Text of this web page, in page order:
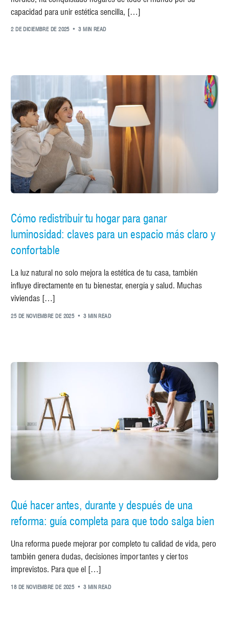
capacidad para unir estética sencilla, […]
2 DE DICIEMBRE DE 2025 3 MIN READ
Cómo redistribuir tu hogar para ganar
luminosidad: claves para un espacio más claro y
confortable
La luz natural no solo mejora la estética de tu casa, también
influye directamente en tu bienestar, energía y salud. Muchas
viviendas […]
25 DE NOVIEMBRE DE 2025 3 MIN READ
Qué hacer antes, durante y después de una
reforma: guía completa para que todo salga bien
Una reforma puede mejorar por completo tu calidad de vida, pero
también genera dudas, decisiones importantes y ciertos
imprevistos. Para que el […]
18 DE NOVIEMBRE DE 2025 3 MIN READ